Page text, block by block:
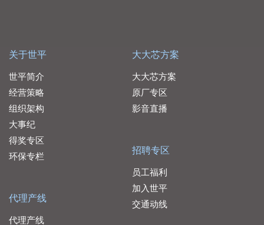
关于世平
世平简介
经营策略
组织架构
大事纪
得奖专区
环保专栏
代理产线
代理产线
大大芯方案
大大芯方案
原厂专区
影音直播
招聘专区
员工福利
加入世平
交通动线